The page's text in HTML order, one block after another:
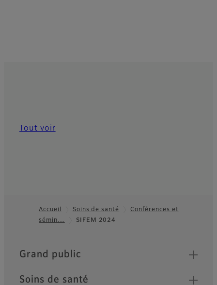
Tout voir
Footer
Accueil Soins de santé
Conférences et
sémin…
SIFEM 2024
Quick Links
Grand public
Soins de santé